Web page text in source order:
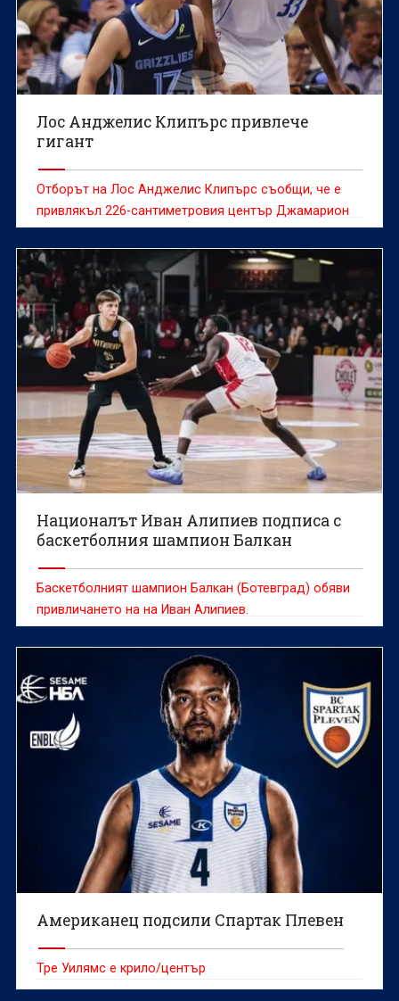
Лос Анджелис Клипърс привлече
гигант
Отборът на Лос Анджелис Клипърс съобщи, че е
привлякъл 226-сантиметровия център Джамарион
Шарп.
Националът Иван Алипиев подписа с
баскетболния шампион Балкан
Баскетболният шампион Балкан (Ботевград) обяви
привличането на на Иван Алипиев.
Американец подсили Спартак Плевен
Тре Уилямс е крило/център